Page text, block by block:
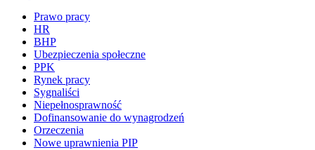
Prawo pracy
HR
BHP
Ubezpieczenia społeczne
PPK
Rynek pracy
Sygnaliści
Niepełnosprawność
Dofinansowanie do wynagrodzeń
Orzeczenia
Nowe uprawnienia PIP